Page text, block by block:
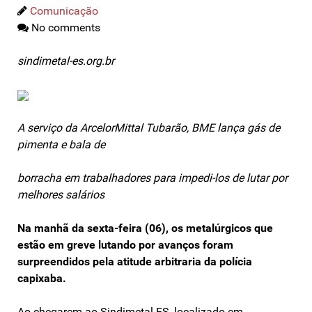
Comunicação
No comments
sindimetal-es.org.br
A serviço da ArcelorMittal Tubarão, BME lança gás de
pimenta e bala de
borracha em trabalhadores para impedi-los de lutar por
melhores salários
Na manhã da sexta-feira (06), os metalúrgicos que
estão em greve lutando por avanços foram
surpreendidos pela atitude arbitraria da polícia
capixaba.